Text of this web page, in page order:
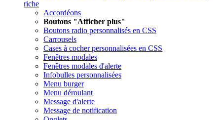
riche
Accordéons
Boutons "Afficher plus"
Boutons radio personnalisés en CSS
Carrousels
Cases à cocher personnalisées en CSS
Fenêtres modales
Fenêtres modales d'alerte
Infobulles personnalisées
Menu burger
Menu déroulant
Message d'alerte
Message de notification